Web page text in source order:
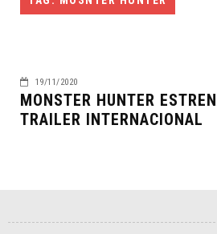
19/11/2020
MONSTER HUNTER
TRAILER INTERNACIONAL